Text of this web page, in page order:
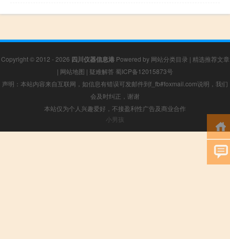
Copyright © 2012 - 2026 四川仪器信息港Powered by 网站分类目录 | 精选推荐文章
| 网站地图 | 疑难解答 蜀ICP备12015873号
声明：本站内容来自互联网，如信息有错误可发邮件到f_fb#foxmail.com说明，我们
会及时纠正，谢谢
本站仅为个人兴趣爱好，不接盈利性广告及商业合作
小男孩